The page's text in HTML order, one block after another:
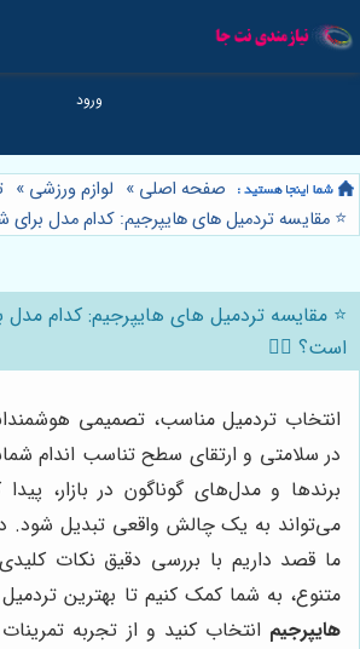
صفحه اصلی » لوازم ورزشی »
⭐️ مقایسه تردمیل های هایپرجیم: کدام مدل
⭐️ مقایسه تردمیل های هایپرجیم: کدام
است؟ 🏃‍♂️
انتخاب تردمیل مناسب، تصمیمی
در سلامتی و ارتقای سطح تناسب اندام
برندها و مدل‌های گوناگون در بازار،
می‌تواند به یک چالش واقعی تبدیل شود.
ما قصد داریم با بررسی دقیق نکات
متنوع، به شما کمک کنیم تا بهترین
هایپرجیم انتخاب کنید و از تجربه